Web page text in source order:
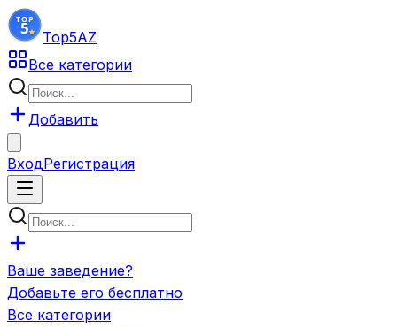
Top5AZ
Все категории
Добавить
ВходРегистрация
Ваше заведение?
Добавьте его бесплатно
Все категории